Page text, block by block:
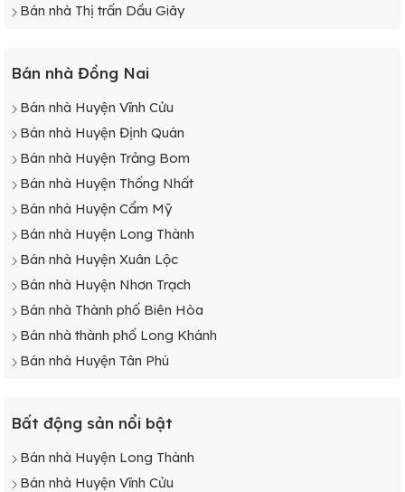
Bán nhà Thị trấn Dầu Giây
Bán nhà Đồng Nai
Bán nhà Huyện Vĩnh Cửu
Bán nhà Huyện Định Quán
Bán nhà Huyện Trảng Bom
Bán nhà Huyện Thống Nhất
Bán nhà Huyện Cẩm Mỹ
Bán nhà Huyện Long Thành
Bán nhà Huyện Xuân Lộc
Bán nhà Huyện Nhơn Trạch
Bán nhà Thành phố Biên Hòa
Bán nhà thành phố Long Khánh
Bán nhà Huyện Tân Phú
Bất động sản nổi bật
Bán nhà Huyện Long Thành
Bán nhà Huyện Vĩnh Cửu